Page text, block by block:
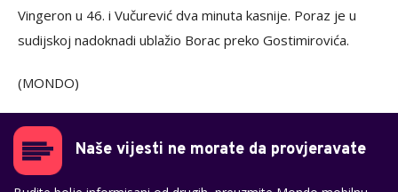
Vingeron u 46. i Vučurević dva minuta kasnije. Poraz je u
sudijskoj nadoknadi ublažio Borac preko Gostimirovića.
(MONDO)
Naše vijesti ne morate da provjeravate